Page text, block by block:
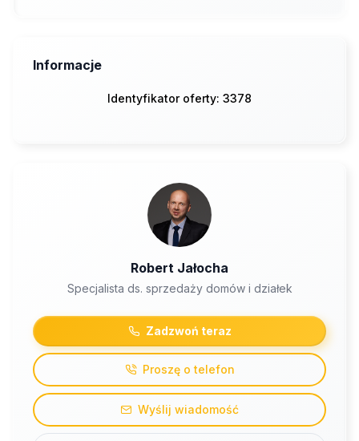
Informacje
Identyfikator oferty: 3378
Robert Jałocha
Specjalista ds. sprzedaży domów i działek
Zadzwoń teraz
Proszę o telefon
Wyślij wiadomość